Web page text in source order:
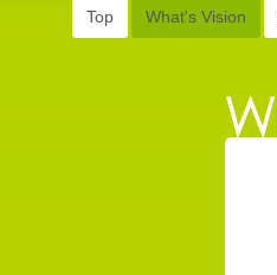
Top What's Vision